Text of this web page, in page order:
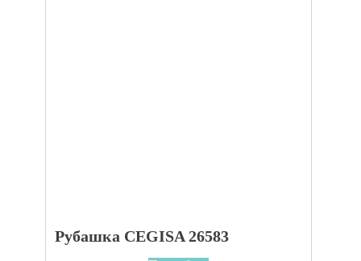
Рубашка CEGISA 26583